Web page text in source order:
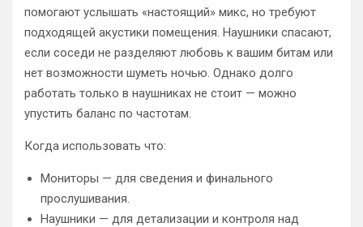
помогают услышать «настоящий» микс, но требуют
подходящей акустики помещения. Наушники спасают,
если соседи не разделяют любовь к вашим битам или
нет возможности шуметь ночью. Однако долго
работать только в наушниках не стоит — можно
упустить баланс по частотам.
Когда использовать что:
Мониторы — для сведения и финального
прослушивания.
Наушники — для детализации и контроля над